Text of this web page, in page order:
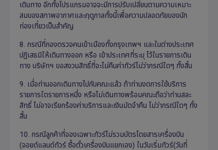
เดินทาง อีกทั้งโปรแกรมอาจจะมีการปรับเปลี่ยนตามความเหมาะ
สมของสภาพอากาศและฤดูกาลทั้งนี้เพื่อความปลอดภัยของนัก
ท่องเที่ยวเป็นสำคัญ
8. กรณีที่กองตรวจคนเข้าเมืองทั้งกรุงเทพฯ และในต่างประเทศ
ปฏิเสธมิให้เดินทางออก หรือ เข้าประเทศที่ระบุ ไว้ในรายการเดิน
ทาง บริษัทฯ ขอสงวนสิทธิ์ที่จะไม่คืนค่าทัวร์ไม่ว่ากรณีใดๆ ทั้งสิ้น
9. เมื่อท่านออกเดินทางไปกับคณะแล้ว ถ้าท่านงดการใช้บริการ
รายการใดรายการหนึ่ง หรือไม่เดินทางพร้อมคณะถือว่าท่านสละ
สิทธิ์ ไม่อาจเรียกร้องค่าบริการและเงินมัดจำคืน ไม่ว่ากรณีใดๆ ทั้ง
สิ้น
10. กรณีลูกค้าที่จองเฉพาะทัวร์ไม่รวมบัตรโดยสารเครื่องบิน
(จอยด์แลนด์ทัวร์ ซื้อตั๋วเครื่องบินแยกเอง) ในวันเริ่มทัวร์(วันที่